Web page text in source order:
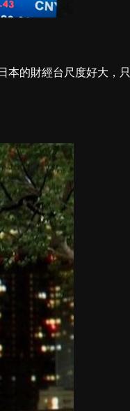
本的財經台尺度好大，只